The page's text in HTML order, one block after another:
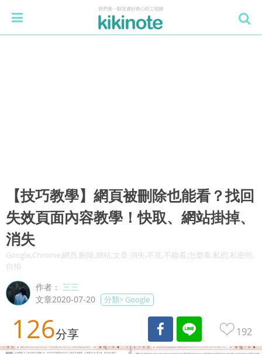
【技巧教學】網頁被刪除也能看？找回
失效頁面內容教學！快取、網站掛掉、
消失
Google,Chrome,網頁,刪除,網站,文章 消失,不見,不能看,怎麼看,私照,私密照,
自拍
作者： 三三
文章2020-07-20
分類> Google
126分享 192